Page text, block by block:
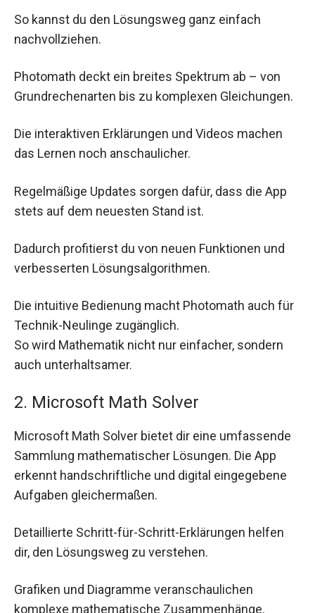
So kannst du den Lösungsweg ganz einfach
nachvollziehen.
Photomath deckt ein breites Spektrum ab – von
Grundrechenarten bis zu komplexen Gleichungen.
Die interaktiven Erklärungen und Videos machen
das Lernen noch anschaulicher.
Regelmäßige Updates sorgen dafür, dass die App
stets auf dem neuesten Stand ist.
Dadurch profitierst du von neuen Funktionen und
verbesserten Lösungsalgorithmen.
Die intuitive Bedienung macht Photomath auch für
Technik-Neulinge zugänglich.
So wird Mathematik nicht nur einfacher, sondern
auch unterhaltsamer.
2. Microsoft Math Solver
Microsoft Math Solver bietet dir eine umfassende
Sammlung mathematischer Lösungen. Die App
erkennt handschriftliche und digital eingegebene
Aufgaben gleichermaßen.
Detaillierte Schritt-für-Schritt-Erklärungen helfen
dir, den Lösungsweg zu verstehen.
Grafiken und Diagramme veranschaulichen
komplexe mathematische Zusammenhänge.